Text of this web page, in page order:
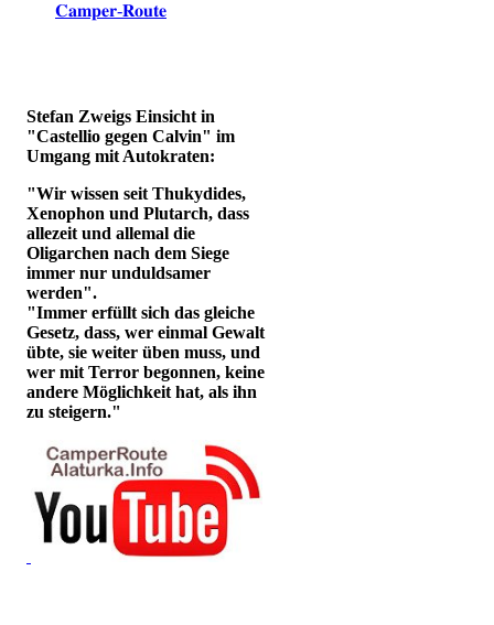
𝐂𝐚𝐦𝐩𝐞𝐫-𝐑𝐨𝐮𝐭𝐞
Stefan Zweigs Einsicht in
"Castellio gegen Calvin" im
Umgang mit Autokraten:
"Wir wissen seit Thukydides,
Xenophon und Plutarch, dass
allezeit und allemal die
Oligarchen nach dem Siege
immer nur unduldsamer
werden".
"Immer erfüllt sich das gleiche
Gesetz, dass, wer einmal Gewalt
übte, sie weiter üben muss, und
wer mit Terror begonnen, keine
andere Möglichkeit hat, als ihn
zu steigern."